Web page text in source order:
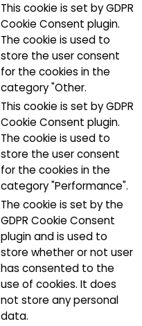
This cookie is set by GDPR
Cookie Consent plugin.
The cookie is used to
store the user consent
for the cookies in the
category "Other.
This cookie is set by GDPR
Cookie Consent plugin.
The cookie is used to
store the user consent
for the cookies in the
category "Performance".
The cookie is set by the
GDPR Cookie Consent
plugin and is used to
store whether or not user
has consented to the
use of cookies. It does
not store any personal
data.